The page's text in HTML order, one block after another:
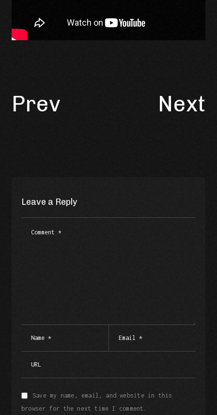
Prev Next
Leave a Reply
Save my name, email, and website in this
browser for the next time I comment.